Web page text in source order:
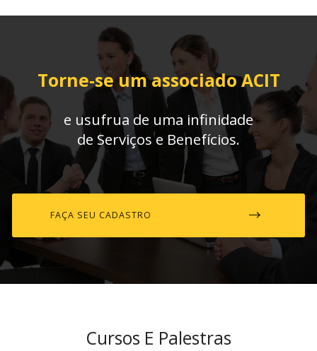
Torne-se um associado ACIT
e usufrua de uma infinidade
de Serviços e Benefícios.
FAÇA SEU CADASTRO
Cursos E Palestras